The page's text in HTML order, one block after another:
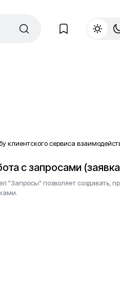
клиентского сервиса
с запросами
"Запросы" позволяет создавать,